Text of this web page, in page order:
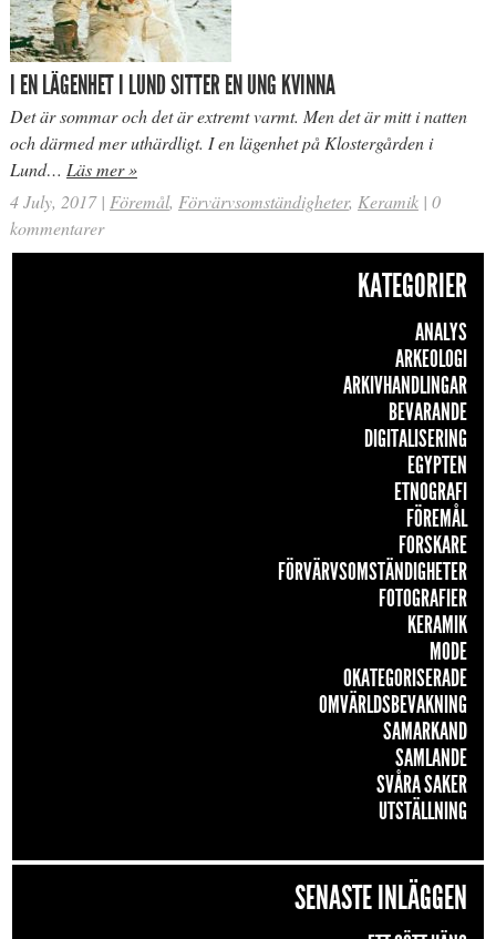
I EN LÄGENHET I LUND SITTER EN UNG KVINNA
Det är sommar och det är extremt varmt. Men det är mitt i natten
och därmed mer uthärdligt. I en lägenhet på Klostergården i
Lund… Läs mer »
4 July, 2017 | Föremål, Förvärvsomständigheter, Keramik | 0
kommentarer
KATEGORIER
ANALYS
ARKEOLOGI
ARKIVHANDLINGAR
BEVARANDE
DIGITALISERING
EGYPTEN
ETNOGRAFI
FÖREMÅL
FORSKARE
FÖRVÄRVSOMSTÄNDIGHETER
FOTOGRAFIER
KERAMIK
MODE
OKATEGORISERADE
OMVÄRLDSBEVAKNING
SAMARKAND
SAMLANDE
SVÅRA SAKER
UTSTÄLLNING
SENASTE INLÄGGEN